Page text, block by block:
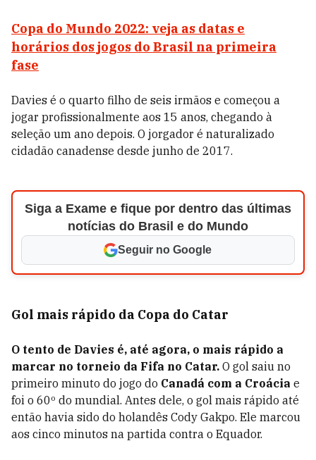
Copa do Mundo 2022: veja as datas e
horários dos jogos do Brasil na primeira
fase
Davies é o quarto filho de seis irmãos e começou a
jogar profissionalmente aos 15 anos, chegando à
seleção um ano depois. O jorgador é naturalizado
cidadão canadense desde junho de 2017.
Siga a Exame e fique por dentro das últimas
notícias do Brasil e do Mundo
Seguir no Google
Gol mais rápido da Copa do Catar
O tento de Davies é, até agora, o mais rápido a
marcar no torneio da Fifa no Catar. O gol saiu no
primeiro minuto do jogo do Canadá com a Croácia e
foi o 60º do mundial. Antes dele, o gol mais rápido até
então havia sido do holandês Cody Gakpo. Ele marcou
aos cinco minutos na partida contra o Equador.